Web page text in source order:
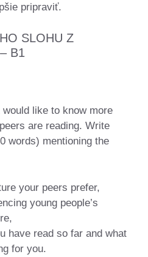
pripraviť.
SLOHU Z
B1
like to know more
are reading. Write
words) mentioning the
your peers prefer,
young people’s
have read so far and what
for you.